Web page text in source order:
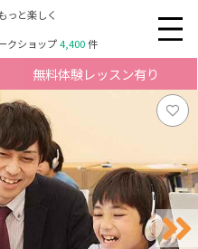
っと楽しく
クショップ4,400件
無料体験レッスン有り